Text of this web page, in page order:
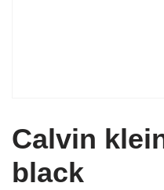
Calvin
black